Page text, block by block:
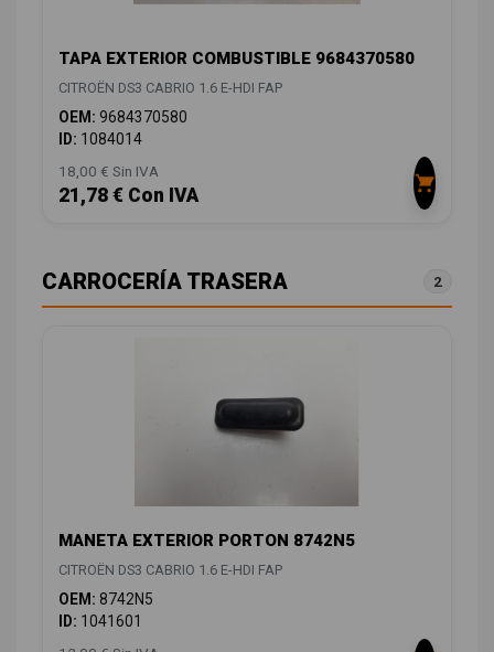
TAPA EXTERIOR COMBUSTIBLE 9684370580
CITROËN DS3 CABRIO 1.6 E-HDI FAP
OEM: 9684370580
ID: 1084014
18,00 € Sin IVA
21,78 € Con IVA
CARROCERÍA TRASERA 2
MANETA EXTERIOR PORTON 8742N5
CITROËN DS3 CABRIO 1.6 E-HDI FAP
OEM: 8742N5
ID: 1041601